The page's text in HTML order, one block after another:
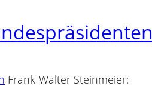
Frank-Walter Steinmeier: